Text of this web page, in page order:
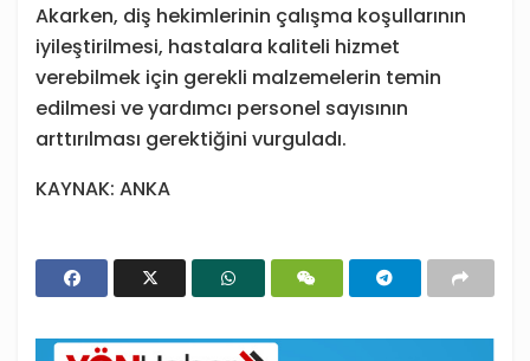
Akarken, diş hekimlerinin çalışma koşullarının
iyileştirilmesi, hastalara kaliteli hizmet
verebilmek için gerekli malzemelerin temin
edilmesi ve yardımcı personel sayısının
arttırılması gerektiğini vurguladı.
KAYNAK: ANKA